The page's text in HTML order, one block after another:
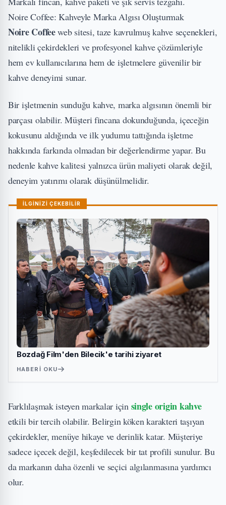
Noire Coffee: Kahveyle Marka Algısı Oluşturmak
Noire Coffeeweb sitesi, taze kavrulmuş kahve seçenekleri,
nitelikli çekirdekleri ve profesyonel kahve çözümleriyle
hem ev kullanıcılarına hem de işletmelere güvenilir bir
kahve deneyimi sunar.
Bir işletmenin sunduğu kahve, marka algısının önemli bir
parçası olabilir. Müşteri fincana dokunduğunda, içeceğin
kokusunu aldığında ve ilk yudumu tattığında işletme
hakkında farkında olmadan bir değerlendirme yapar. Bu
nedenle kahve kalitesi yalnızca ürün maliyeti olarak değil,
deneyim yatırımı olarak düşünülmelidir.
İLGİNİZİ ÇEKEBİLİR
Bozdağ Film'den Bilecik'e tarihi ziyaret
HABERI OKU
Farklılaşmak isteyen markalar için single origin kahve
etkili bir tercih olabilir. Belirgin köken karakteri taşıyan
çekirdekler, menüye hikaye ve derinlik katar. Müşteriye
sadece içecek değil, keşfedilecek bir tat profili sunulur. Bu
da markanın daha özenli ve seçici algılanmasına yardımcı
olur.